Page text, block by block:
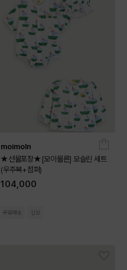
moimoln
★선물포장★[모이몰른] 모슬린 세트
(우주복+점퍼)
104,000
무료배송 신상